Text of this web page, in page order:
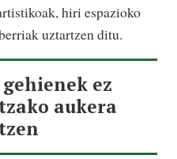
hiri espazioko
uztartzen ditu.
ez
aukera